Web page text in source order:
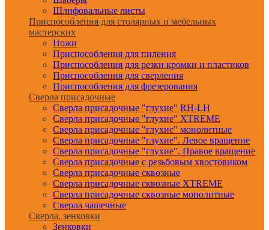
Шлифовальные листы
Приспособления для столярных и мебельных
мастерских
Ножи
Приспособления для пиления
Приспособления для резки кромки и пластиков
Приспособления для сверления
Приспособления для фрезерования
Сверла присадочные
Сверла присадочные "глухие" RH-LH
Сверла присадочные "глухие" XTREME
Сверла присадочные "глухие" монолитные
Сверла присадочные "глухие". Левое вращение
Сверла присадочные "глухие". Правое вращение
Сверла присадочные с резьбовым хвостовиком
Сверла присадочные сквозные
Сверла присадочные сквозные XTREME
Сверла присадочные сквозные монолитные
Сверла чашечные
Сверла, зенковки
Зенковки